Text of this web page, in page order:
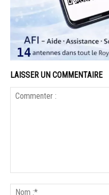
LAISSER UN COMMENTAIRE